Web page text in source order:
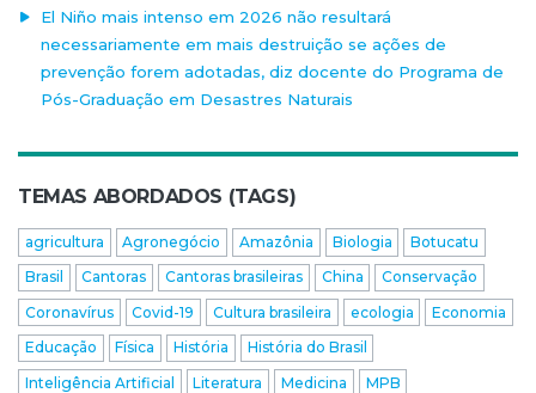
El Niño mais intenso em 2026 não resultará
necessariamente em mais destruição se ações de
prevenção forem adotadas, diz docente do Programa de
Pós-Graduação em Desastres Naturais
TEMAS ABORDADOS (TAGS)
agricultura Agronegócio Amazônia Biologia
Botucatu
Brasil
Cantoras Cantoras brasileiras China
Conservação
Coronavírus
Covid-19 Cultura brasileira ecologia
Economia
Educação
Física História
História do Brasil
Inteligência Artificial
Literatura Medicina
MPB